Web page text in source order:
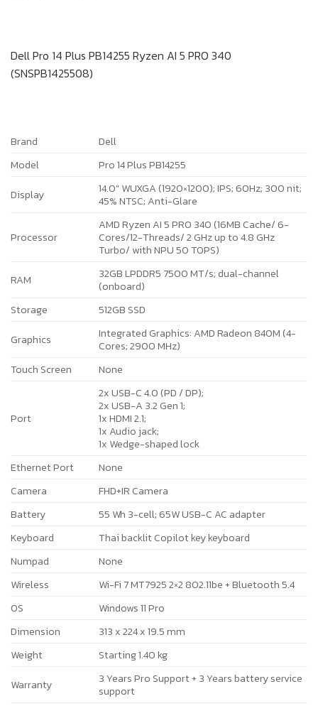
Dell Pro 14 Plus PB14255 Ryzen AI 5 PRO 340
(SNSPB1425508)
Brand
Dell
Model
Pro 14 Plus PB14255
Display
14.0″ WUXGA (1920×1200); IPS; 60Hz; 300 nit;
45% NTSC; Anti-Glare
Processor
AMD Ryzen AI 5 PRO 340 (16MB Cache/ 6-
Cores/12-Threads/ 2 GHz up to 4.8 GHz
Turbo/ with NPU 50 TOPS)
RAM
32GB LPDDR5 7500 MT/s; dual-channel
(onboard)
Storage
512GB SSD
Graphics
Integrated Graphics: AMD Radeon 840M (4-
Cores; 2900 MHz)
Touch Screen
None
Port
2x USB-C 4.0 (PD / DP);
2x USB-A 3.2 Gen 1;
1x HDMI 2.1;
1x Audio jack;
1x Wedge-shaped lock
Ethernet Port
None
Camera
FHD+IR Camera
Battery
55 Wh 3-cell; 65W USB-C AC adapter
Keyboard
Thai backlit Copilot key keyboard
Numpad
None
Wireless
Wi-Fi 7 MT7925 2×2 802.11be + Bluetooth 5.4
OS
Windows 11 Pro
Dimension
313 x 224 x 19.5 mm
Weight
Starting 1.40 kg
Warranty
3 Years Pro Support + 3 Years battery service
support